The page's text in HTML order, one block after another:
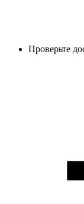
Проверьте